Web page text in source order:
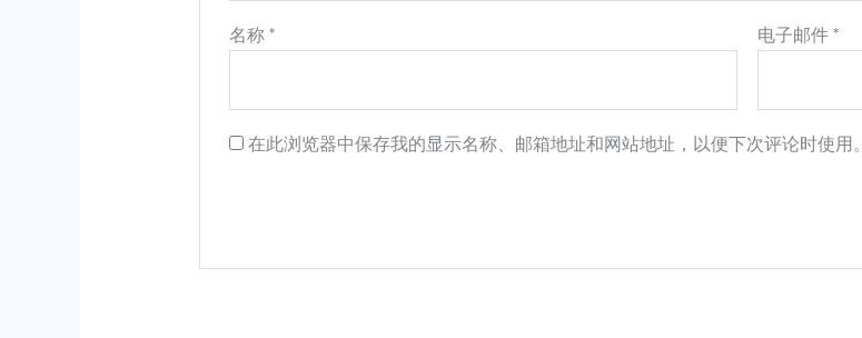
名称* 电子邮件*
在此浏览器中保存我的显示名称、邮箱地址和网站地址，以便下次评论时使用。